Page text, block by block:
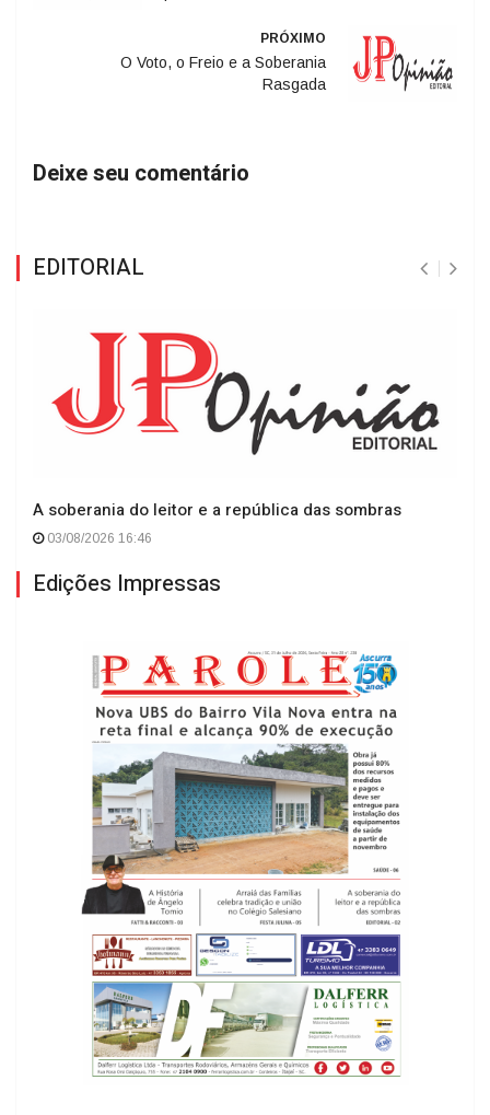
PRÓXIMO
O Voto, o Freio e a Soberania
Rasgada
Deixe seu comentário
EDITORIAL
A soberania do leitor e a república das sombras
03/08/2026 16:46
Edições Impressas